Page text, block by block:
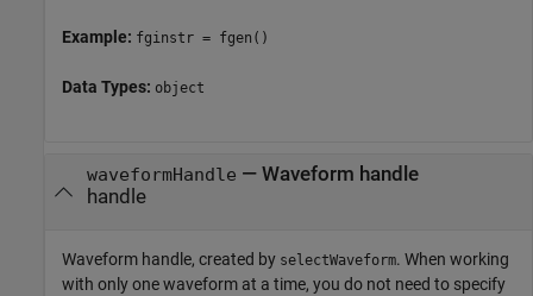
Example: fginstr = fgen()
Data Types: object
waveformHandle — Waveform handle
handle
Waveform handle, created by selectWaveform. When working
with only one waveform at a time, you do not need to specify